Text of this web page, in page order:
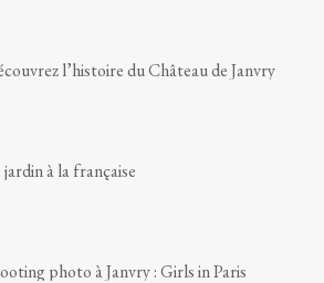
l’histoire du Château de Janvry
jardin à la française
photo à Janvry : Girls in Paris